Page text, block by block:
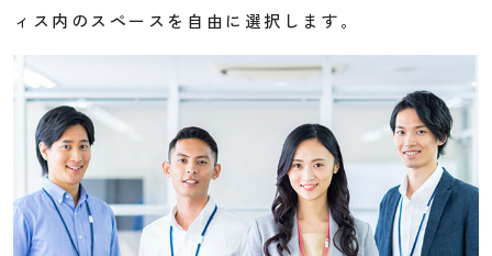
ィス内のスペースを自由に選択します。